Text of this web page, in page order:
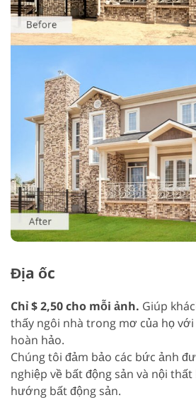
Địa ốc
Chỉ $ 2,50 cho mỗi ảnh. Giúp
thấy ngôi nhà trong mơ của họ
hoàn hảo.
Chúng tôi đảm bảo các bức ảnh
nghiệp về bất động sản và nội thất
hướng bất động sản.